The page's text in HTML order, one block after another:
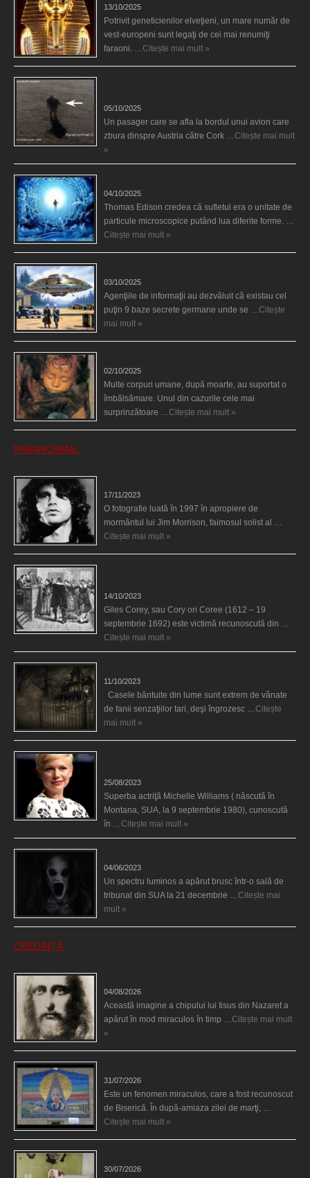
13/10/2025
Potrivit geneticienilor elveţieni, un mare număr de
vest-europeni sunt legaţi de cei mai renumiţi
faraoni. …Citește mai mult »
05/10/2025
Un pasager care se afla la bordul unui avion care
zbura dinspre Austria către Cork …Citește mai mult
»
04/10/2025
Thomas Edison credea că sufletul era o unitate de
particule microscopice putând lua diferite forme. …
Citește mai mult »
03/10/2025
Agenţiile de informaţii au dezvăluit că existau cel
puţin 9 baze secrete germane unde se …Citește
mai mult »
02/10/2025
Multe corpuri umane, după moarte, au suportat o
îmbălsămare. Unul din cazurile cele mai
surprinzătoare …Citește mai mult »
PARANORMAL
17/11/2023
O fotografie luată în 1997 în apropiere de
mormântul lui Jim Morrison, faimosul solist al …
Citește mai mult »
14/10/2023
Giles Corey, sau Cory ori Coree (1612 – 19
septembrie 1692) este victimă recunoscută din …
Citește mai mult »
11/10/2023
Casele bântuite din lume sunt extrem de vânate
de fanii senzaţiilor tari, deşi îngrozesc …Citește
mai mult »
25/08/2023
Superba actriţă Michelle Williams ( născută în
Montana, SUA, la 9 septembrie 1980), cunoscută
în …Citește mai mult »
04/06/2023
Un spectru luminos a apărut brusc într-o sală de
tribunal din SUA la 21 decembrie …Citește mai
mult »
CREDINȚĂ
04/08/2026
Această imagine a chipului lui Iisus din Nazaret a
apărut în mod miraculos în timp …Citește mai mult
»
31/07/2026
Este un fenomen miraculos, care a fost recunoscut
de Biserică. În după-amiaza zilei de marţi, …
Citește mai mult »
30/07/2026